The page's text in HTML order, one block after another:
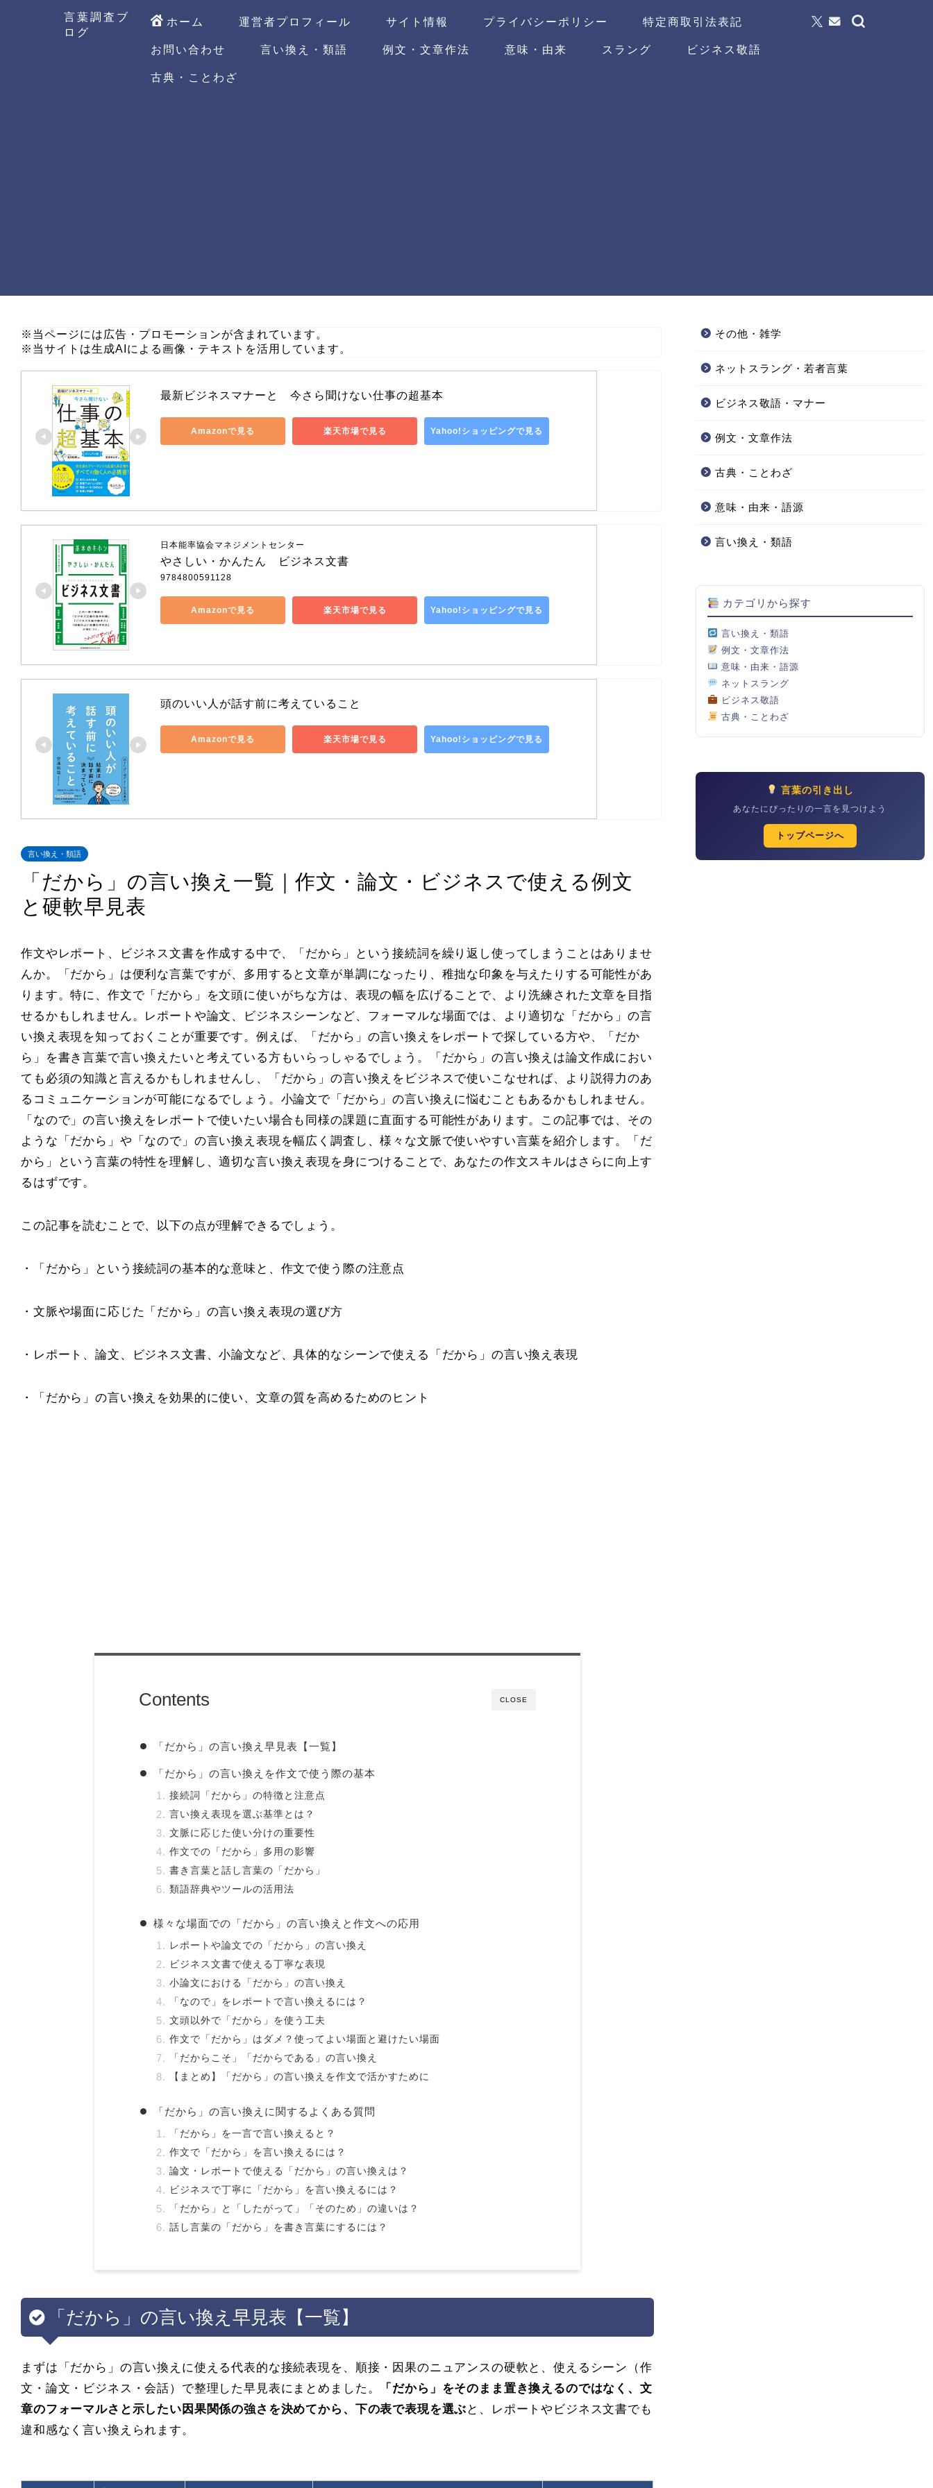
言葉調査ブ
ログ
ホーム 運営者プロフィール サイト情報 プライバシーポリシー
特定商取引法表記
お問い合わせ
言い換え・類語 例文・文章作法 意味・由来 スラング
ビジネス敬語
古典・ことわざ
※当ページには広告・プロモーションが含まれています。
※当サイトは生成AIによる画像・テキストを活用しています。
最新ビジネスマナーと　今さら聞けない仕事の超基本
Amazonで見る 楽天市場で見る Yahoo!ショッピングで見る
日本能率協会マネジメントセンター
やさしい・かんたん　ビジネス文書
9784800591128
Amazonで見る 楽天市場で見る Yahoo!ショッピングで見る
頭のいい人が話す前に考えていること
Amazonで見る 楽天市場で見る Yahoo!ショッピングで見る
言い換え・類語
「だから」の言い換え一覧｜作文・論文・ビジネスで使える例文
と硬軟早見表
作文やレポート、ビジネス文書を作成する中で、「だから」という接続詞を繰り返し使ってしまうことはありませ
んか。「だから」は便利な言葉ですが、多用すると文章が単調になったり、稚拙な印象を与えたりする可能性があ
ります。特に、作文で「だから」を文頭に使いがちな方は、表現の幅を広げることで、より洗練された文章を目指
せるかもしれません。レポートや論文、ビジネスシーンなど、フォーマルな場面では、より適切な「だから」の言
い換え表現を知っておくことが重要です。例えば、「だから」の言い換えをレポートで探している方や、「だか
ら」を書き言葉で言い換えたいと考えている方もいらっしゃるでしょう。「だから」の言い換えは論文作成におい
ても必須の知識と言えるかもしれませんし、「だから」の言い換えをビジネスで使いこなせれば、より説得力のあ
るコミュニケーションが可能になるでしょう。小論文で「だから」の言い換えに悩むこともあるかもしれません。
「なので」の言い換えをレポートで使いたい場合も同様の課題に直面する可能性があります。この記事では、その
ような「だから」や「なので」の言い換え表現を幅広く調査し、様々な文脈で使いやすい言葉を紹介します。「だ
から」という言葉の特性を理解し、適切な言い換え表現を身につけることで、あなたの作文スキルはさらに向上す
るはずです。
この記事を読むことで、以下の点が理解できるでしょう。
・「だから」という接続詞の基本的な意味と、作文で使う際の注意点
・文脈や場面に応じた「だから」の言い換え表現の選び方
・レポート、論文、ビジネス文書、小論文など、具体的なシーンで使える「だから」の言い換え表現
・「だから」の言い換えを効果的に使い、文章の質を高めるためのヒント
CLOSE
Contents
「だから」の言い換え早見表【一覧】
「だから」の言い換えを作文で使う際の基本
接続詞「だから」の特徴と注意点
言い換え表現を選ぶ基準とは？
文脈に応じた使い分けの重要性
作文での「だから」多用の影響
書き言葉と話し言葉の「だから」
類語辞典やツールの活用法
様々な場面での「だから」の言い換えと作文への応用
レポートや論文での「だから」の言い換え
ビジネス文書で使える丁寧な表現
小論文における「だから」の言い換え
「なので」をレポートで言い換えるには？
文頭以外で「だから」を使う工夫
作文で「だから」はダメ？使ってよい場面と避けたい場面
「だからこそ」「だからである」の言い換え
【まとめ】「だから」の言い換えを作文で活かすために
「だから」の言い換えに関するよくある質問
「だから」を一言で言い換えると？
作文で「だから」を言い換えるには？
論文・レポートで使える「だから」の言い換えは？
ビジネスで丁寧に「だから」を言い換えるには？
「だから」と「したがって」「そのため」の違いは？
話し言葉の「だから」を書き言葉にするには？
「だから」の言い換え早見表【一覧】
まずは「だから」の言い換えに使える代表的な接続表現を、順接・因果のニュアンスの硬軟と、使えるシーン（作
文・論文・ビジネス・会話）で整理した早見表にまとめました。
「だから」をそのまま置き換えるのではなく、文
章のフォーマルさと示したい因果関係の強さを決めてから、下の表で表現を選ぶ と、レポートやビジネス文書でも
違和感なく言い換えられます。
その他・雑学
ネットスラング・若者言葉
ビジネス敬語・マナー
例文・文章作法
古典・ことわざ
意味・由来・語源
言い換え・類語
カテゴリから探す
言い換え・類語
例文・文章作法
意味・由来・語源
ネットスラング
ビジネス敬語
古典・ことわざ
言葉の引き出し
あなたにぴったりの一言を見つけよう
トップページへ